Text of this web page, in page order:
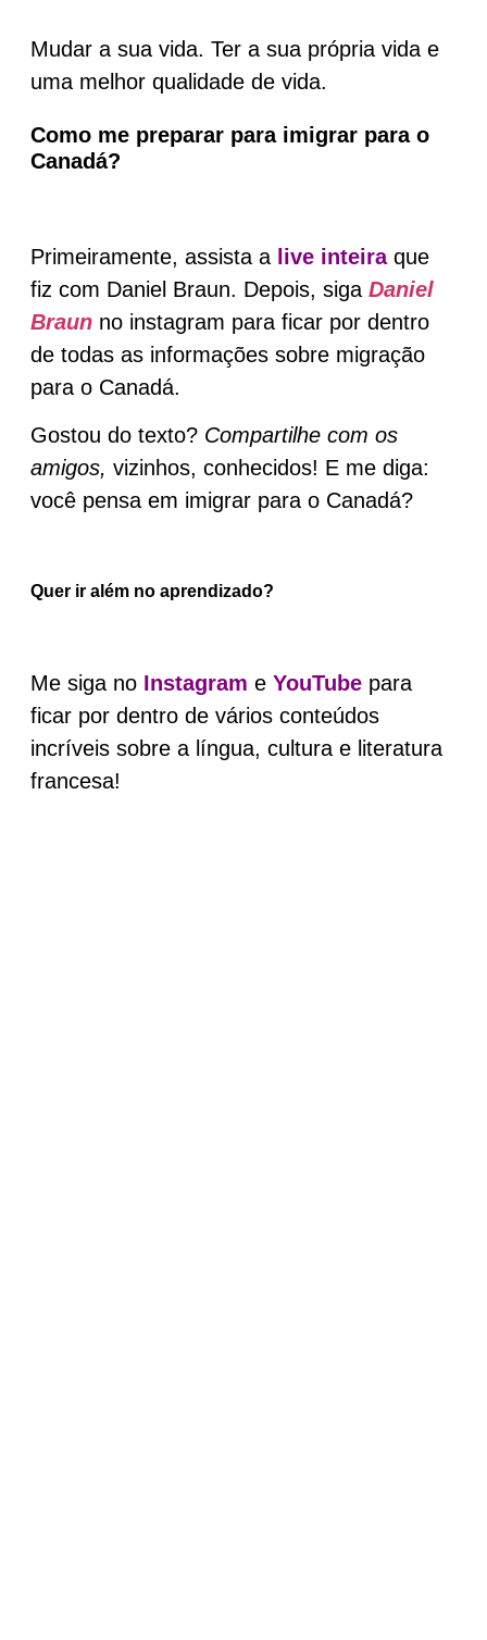
Mudar a sua vida. Ter a sua própria vida e
uma melhor qualidade de vida.
Como me preparar para imigrar para o
Canadá?
Primeiramente, assista a live inteira que
fiz com Daniel Braun. Depois, siga Daniel
Braun no instagram para ficar por dentro
de todas as informações sobre migração
para o Canadá.
Gostou do texto? Compartilhe com os
amigos, vizinhos, conhecidos! E me diga:
você pensa em imigrar para o Canadá?
Quer ir além no aprendizado?
Me siga no Instagram e YouTube para
ficar por dentro de vários conteúdos
incríveis sobre a língua, cultura e literatura
francesa!